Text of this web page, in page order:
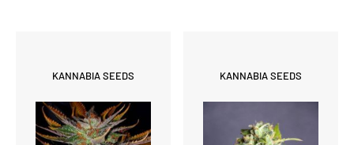
KANNABIA SEEDS KANNABIA SEEDS